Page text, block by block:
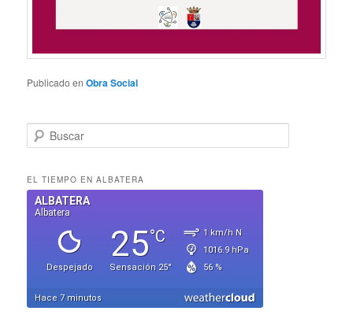
Publicado en Obra Social
u
c
a
EL TIEMPO EN ALBATERA